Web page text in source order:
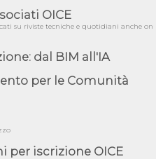
illustrativa al Bando tipo
Pubblica Confindustria
della Città metropolitana
della Giunta Regionale della
da elenchi professionisti
OICE
su riviste tecniche e quotidiani anche on
dal BIM all'IA
per le Comunità
per iscrizione OICE